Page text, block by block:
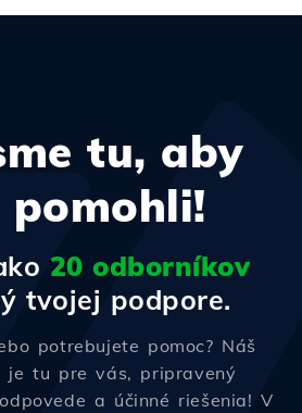
tu, aby
pomohli!
20 odborníkov
tvojej podpore.
potrebujete pomoc? Náš
je tu pre vás, pripravený
a účinné riešenia! V